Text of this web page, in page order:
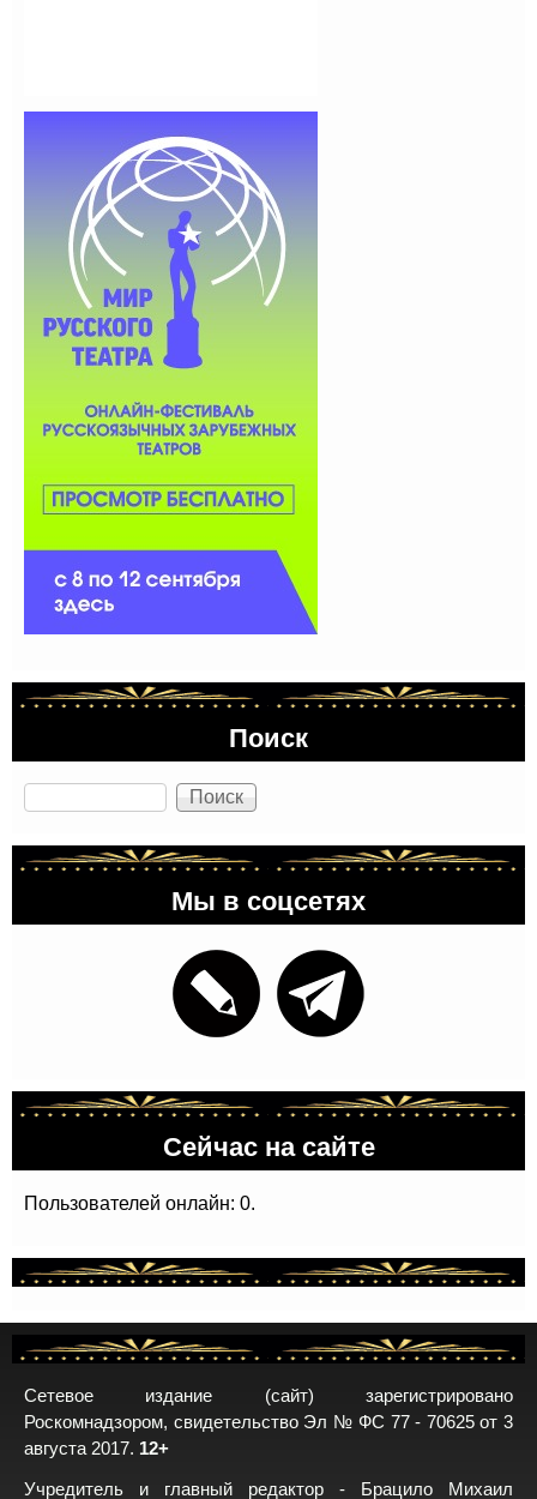
Поиск
Поиск
Мы в соцсетях
Сейчас на сайте
Пользователей онлайн: 0.
Сетевое издание (сайт) зарегистрировано
Роскомнадзором, свидетельство Эл № ФС 77 - 70625 от 3
августа 2017. 12+
Учредитель и главный редактор - Брацило Михаил